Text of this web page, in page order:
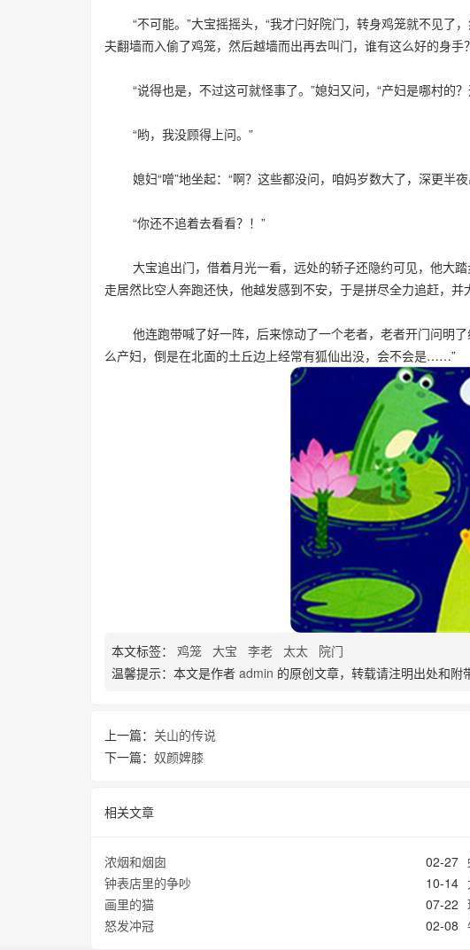
“不可能。”大宝摇摇头，“我才闩好院门，转身鸡笼就不见了
夫翻墙而入偷了鸡笼，然后越墙而出再去叫门，谁有这么好的身
“说得也是，不过这可就怪事了。”媳妇又问，“产妇是哪村的？
“哟，我没顾得上问。”
媳妇“噌”地坐起：“啊？这些都没问，咱妈岁数大了，深更半夜
“你还不追着去看看？！”
大宝追出门，借着月光一看，远处的轿子还隐约可见，他大踏
走居然比空人奔跑还快，他越发感到不安，于是拼尽全力追赶，并
他连跑带喊了好一阵，后来惊动了一个老者，老者开门问明了
么产妇，倒是在北面的土丘边上经常有狐仙出没，会不会是……”
本文标签： 鸡笼 大宝 李老 太太
院门
温馨提示：本文是作者 admin 的原创文章，转载请注明出处和附
上一篇： 关山的传说
下一篇： 奴颜婢膝
相关文章
02-27
浓烟和烟囱
10-14
钟表店里的争吵
07-22
画里的猫
02-08
怒发冲冠